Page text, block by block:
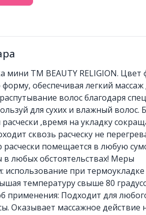
мини ТМ BEAUTY RELIGION.
обеспечивая легкий массаж
волос благодаря
для сухих и влажный волос.
,время на укладку
сквозь расческу не
помещается в любую
любых обстоятельствах! Меры
использование при
температуру свыше 80
применения: Подходит для
Оказывает массажное действие